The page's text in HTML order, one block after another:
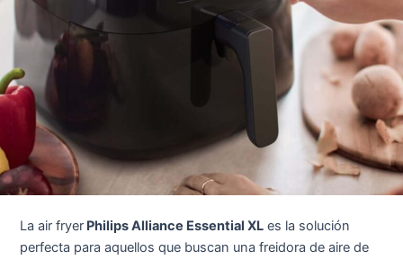
La air fryerPhilips Alliance Essential XLes la solución
perfecta para aquellos que buscan una freidora de aire de